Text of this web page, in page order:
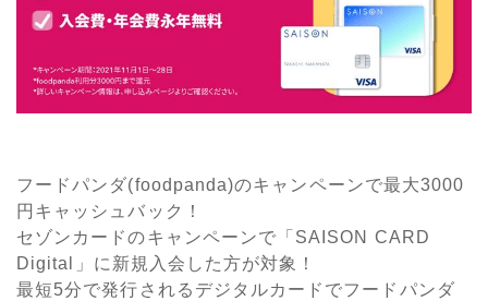
フードパンダ(foodpanda)のキャンペーンで最大3000
円キャッシュバック！
セゾンカードのキャンペーンで「SAISON CARD
Digital」に新規入会した方が対象！
最短5分で発行されるデジタルカードでフードパンダ